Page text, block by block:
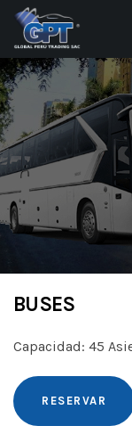
BUSES
Capacidad: 45
RESERVAR